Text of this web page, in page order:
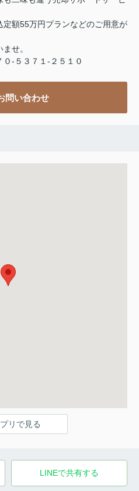
額55万円プランなどのご用意が
せ。
-５３７１-２５１０
問い合わせ
リで見る
LINEで共有する